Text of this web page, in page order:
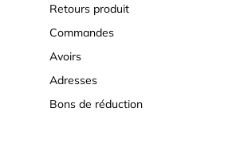
Retours produit
Commandes
Avoirs
Adresses
Bons de réduction